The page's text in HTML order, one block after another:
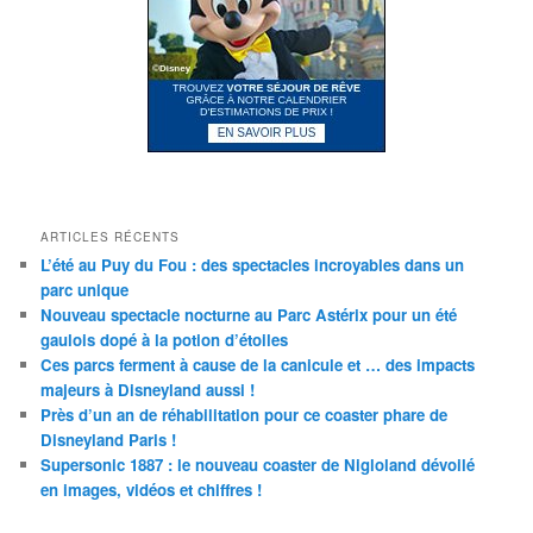
ARTICLES RÉCENTS
L’été au Puy du Fou : des spectacles incroyables dans un
parc unique
Nouveau spectacle nocturne au Parc Astérix pour un été
gaulois dopé à la potion d’étoiles
Ces parcs ferment à cause de la canicule et … des impacts
majeurs à Disneyland aussi !
Près d’un an de réhabilitation pour ce coaster phare de
Disneyland Paris !
Supersonic 1887 : le nouveau coaster de Nigloland dévoilé
en images, vidéos et chiffres !